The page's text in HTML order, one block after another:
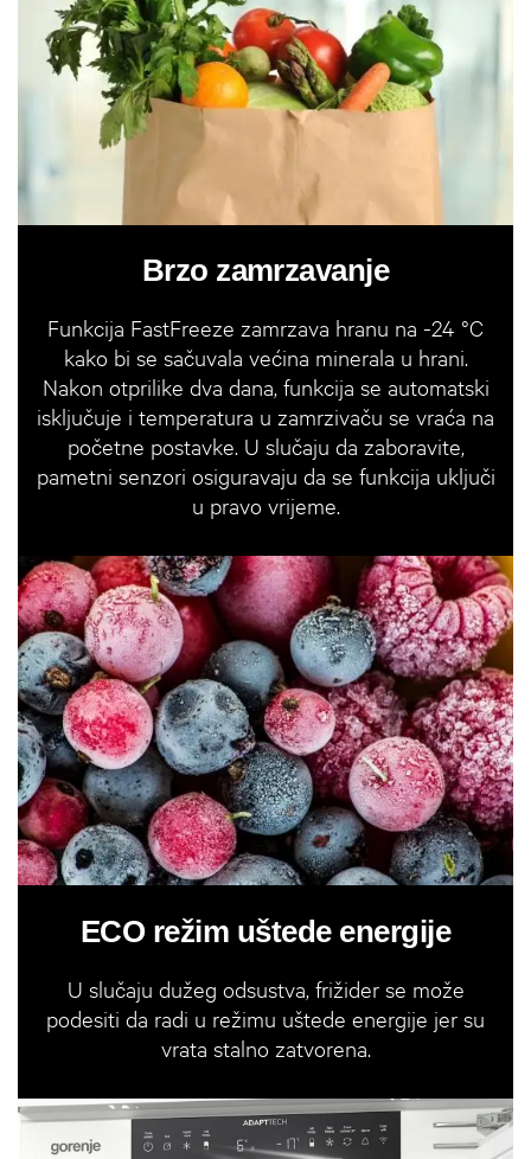
Brzo zamrzavanje
Funkcija FastFreeze zamrzava hranu na -24 °C
kako bi se sačuvala većina minerala u hrani.
Nakon otprilike dva dana, funkcija se automatski
isključuje i temperatura u zamrzivaču se vraća na
početne postavke. U slučaju da zaboravite,
pametni senzori osiguravaju da se funkcija uključi
u pravo vrijeme.
ECO režim uštede energije
U slučaju dužeg odsustva, frižider se može
podesiti da radi u režimu uštede energije jer su
vrata stalno zatvorena.